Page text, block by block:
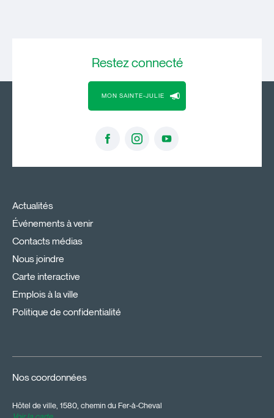
Restezconnecté
MON SAINTE-JULIE
Actualités
Événements à venir
Contacts médias
Nous joindre
Carte interactive
Emplois à la ville
Politique de confidentialité
Nos coordonnées
Hôtel de ville, 1580, chemin du Fer-à-Cheval